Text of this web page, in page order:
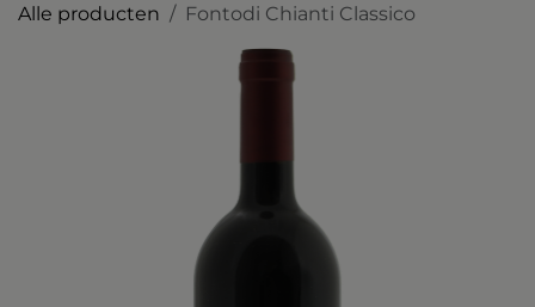
Alle producten Fontodi Chianti Classico